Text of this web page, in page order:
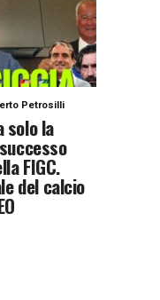
Petrosilli
solo la
FIGC.
del calcio